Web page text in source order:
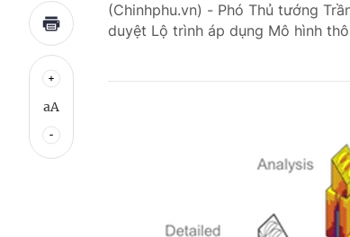
aA
(Chinhphu.vn) - Phó Thủ tướng
duyệt Lộ trình áp dụng Mô hình